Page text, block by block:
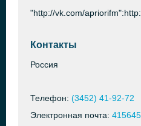
"http://vk.com/
Контакты
Россия
Телефон: (3452) 41-92-72
Электронная почта: